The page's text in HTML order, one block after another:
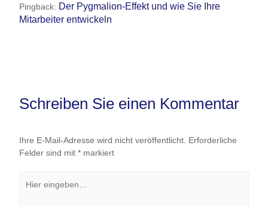
Pingback: Der Pygmalion-Effekt und wie Sie Ihre
Mitarbeiter entwickeln
Schreiben Sie einen Kommentar
Ihre E-Mail-Adresse wird nicht veröffentlicht. Erforderliche
Felder sind mit *markiert
eingeben…